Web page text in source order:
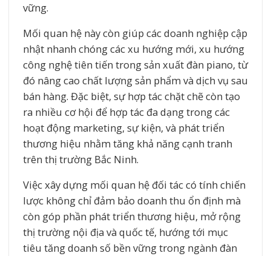
vững.
Mối quan hệ này còn giúp các doanh nghiệp cập
nhật nhanh chóng các xu hướng mới, xu hướng
công nghệ tiên tiến trong sản xuất đàn piano, từ
đó nâng cao chất lượng sản phẩm và dịch vụ sau
bán hàng. Đặc biệt, sự hợp tác chặt chẽ còn tạo
ra nhiều cơ hội để hợp tác đa dạng trong các
hoạt động marketing, sự kiện, và phát triển
thương hiệu nhằm tăng khả năng cạnh tranh
trên thị trường Bắc Ninh.
Việc xây dựng mối quan hệ đối tác có tính chiến
lược không chỉ đảm bảo doanh thu ổn định mà
còn góp phần phát triển thương hiệu, mở rộng
thị trường nội địa và quốc tế, hướng tới mục
tiêu tăng doanh số bền vững trong ngành đàn